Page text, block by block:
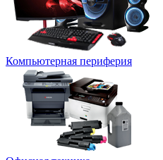
Компьютерная периферия